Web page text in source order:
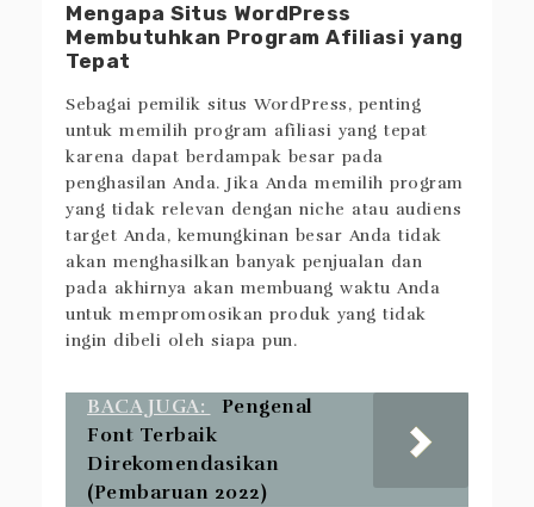
Mengapa Situs WordPress
Membutuhkan Program Afiliasi yang
Tepat
Sebagai pemilik situs WordPress, penting
untuk memilih program afiliasi yang tepat
karena dapat berdampak besar pada
penghasilan Anda. Jika Anda memilih program
yang tidak relevan dengan niche atau audiens
target Anda, kemungkinan besar Anda tidak
akan menghasilkan banyak penjualan dan
pada akhirnya akan membuang waktu Anda
untuk mempromosikan produk yang tidak
ingin dibeli oleh siapa pun.
BACA JUGA:
Pengenal
Font Terbaik
Direkomendasikan
(Pembaruan 2022)